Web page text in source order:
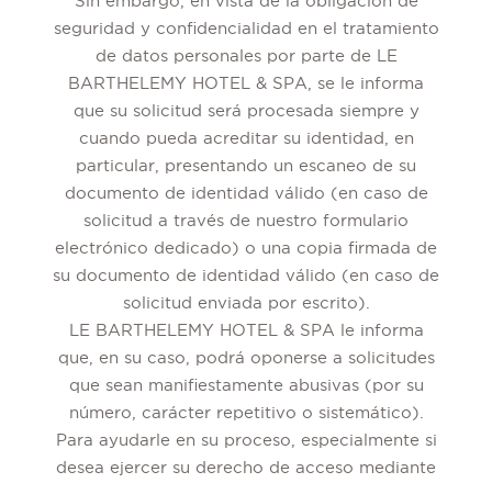
seguridad y confidencialidad en el tratamiento
de datos personales por parte de LE
BARTHELEMY HOTEL & SPA, se le informa
que su solicitud será procesada siempre y
cuando pueda acreditar su identidad, en
particular, presentando un escaneo de su
documento de identidad válido (en caso de
solicitud a través de nuestro formulario
electrónico dedicado) o una copia firmada de
su documento de identidad válido (en caso de
solicitud enviada por escrito).
LE BARTHELEMY HOTEL & SPA le informa
que, en su caso, podrá oponerse a solicitudes
que sean manifiestamente abusivas (por su
número, carácter repetitivo o sistemático).
Para ayudarle en su proceso, especialmente si
desea ejercer su derecho de acceso mediante